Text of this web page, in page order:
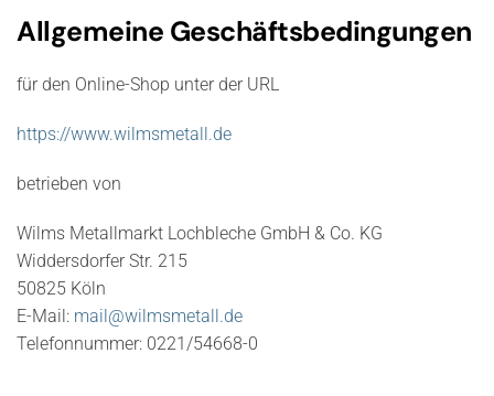
Allgemeine Geschäftsbedingungen
für den Online-Shop unter der URL
https://www.wilmsmetall.de
betrieben von
Wilms Metallmarkt Lochbleche GmbH & Co. KG
Widdersdorfer Str. 215
50825 Köln
E-Mail: mail@wilmsmetall.de
Telefonnummer: 0221/54668-0